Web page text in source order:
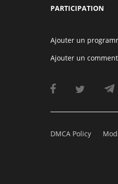
PARTICIPATION
Ajouter un
Ajouter un
DMCA Policy